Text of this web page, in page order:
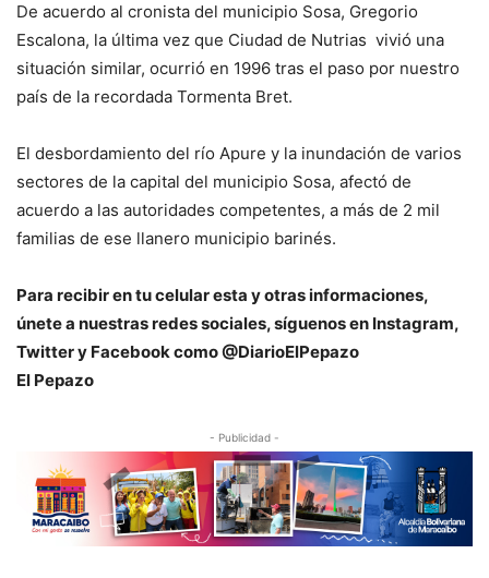
De acuerdo al cronista del municipio Sosa, Gregorio
Escalona, la última vez que Ciudad de Nutrias vivió una
situación similar, ocurrió en 1996 tras el paso por nuestro
país de la recordada Tormenta Bret.
El desbordamiento del río Apure y la inundación de varios
sectores de la capital del municipio Sosa, afectó de
acuerdo a las autoridades competentes, a más de 2 mil
familias de ese llanero municipio barinés.
Para recibir en tu celular esta y otras informaciones,
únete a nuestras redes sociales, síguenos en Instagram,
Twitter y Facebook como @DiarioElPepazo
El Pepazo
- Publicidad -